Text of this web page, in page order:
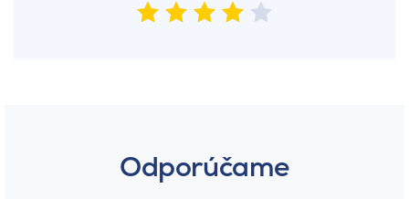
Odporúčame